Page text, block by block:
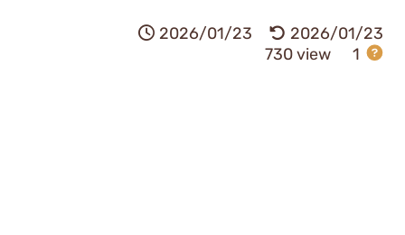
2026/01/23
2026/01/23
730 view
1